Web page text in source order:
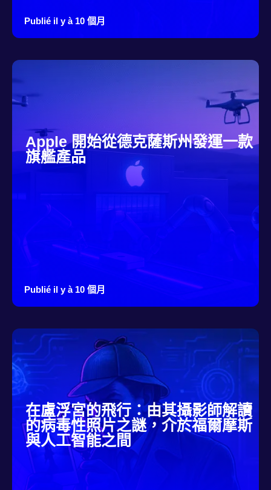
Publié il y à 10 個月
Apple 開始從德克薩斯州發運一款
旗艦產品
Publié il y à 10 個月
在盧浮宮的飛行：由其攝影師解讀
的病毒性照片之謎，介於福爾摩斯
與人工智能之間